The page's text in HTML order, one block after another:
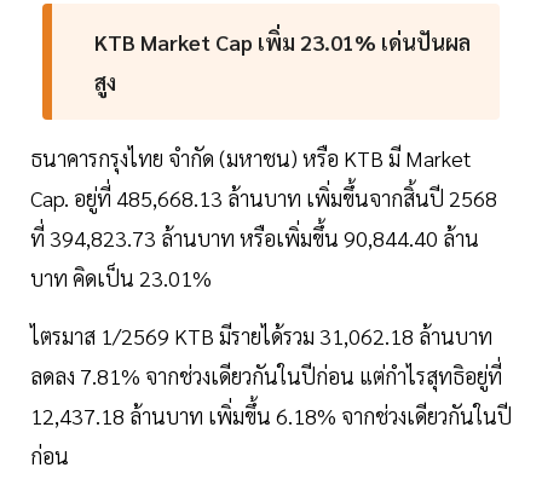
KTB Market Cap เพิ่ม 23.01% เด่นปันผล
สูง
ธนาคารกรุงไทย จำกัด (มหาชน) หรือ KTB มี Market
Cap. อยู่ที่ 485,668.13 ล้านบาท เพิ่มขึ้นจากสิ้นปี 2568
ที่ 394,823.73 ล้านบาท หรือเพิ่มขึ้น 90,844.40 ล้าน
บาท คิดเป็น 23.01%
ไตรมาส 1/2569 KTB มีรายได้รวม 31,062.18 ล้านบาท
ลดลง 7.81% จากช่วงเดียวกันในปีก่อน แต่กำไรสุทธิอยู่ที่
12,437.18 ล้านบาท เพิ่มขึ้น 6.18% จากช่วงเดียวกันในปี
ก่อน